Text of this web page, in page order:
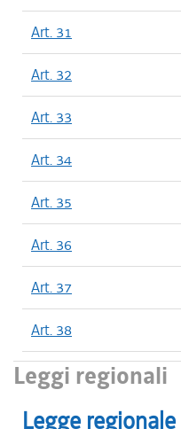
Art. 31
Art. 32
Art. 33
Art. 34
Art. 35
Art. 36
Art. 37
Art. 38
Leggi regionali
Legge regionale